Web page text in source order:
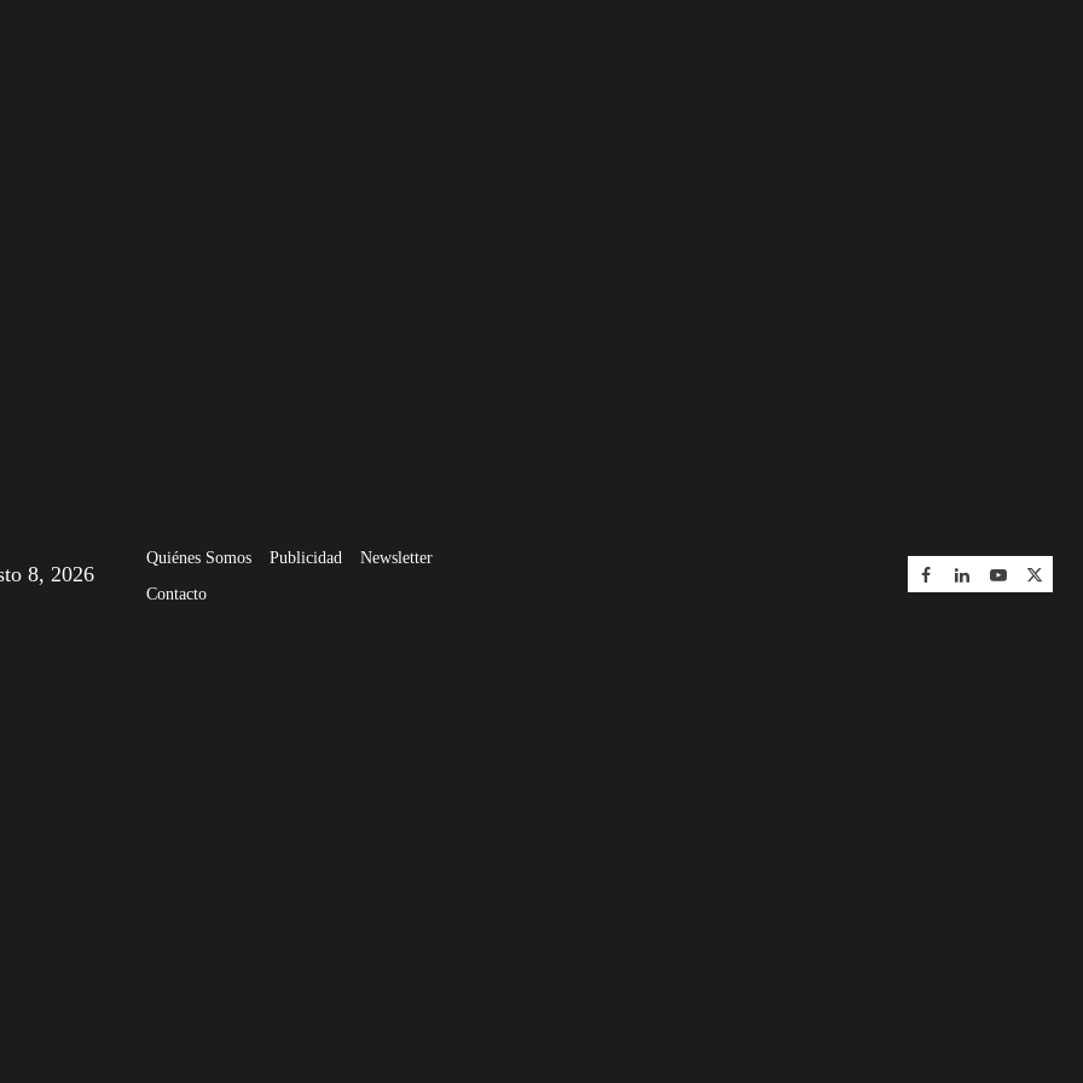
8, 2026
Quiénes Somos Publicidad
Newsletter
Contacto